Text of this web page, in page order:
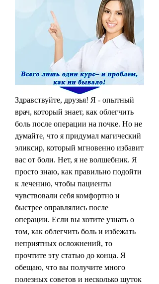
Здравствуйте, друзья! Я - опытный
врач, который знает, как облегчить
боль после операции на почке. Но не
думайте, что я придумал магический
эликсир, который мгновенно избавит
вас от боли. Нет, я не волшебник. Я
просто знаю, как правильно подойти
к лечению, чтобы пациенты
чувствовали себя комфортно и
быстрее оправлялись после
операции. Если вы хотите узнать о
том, как облегчить боль и избежать
неприятных осложнений, то
прочтите эту статью до конца. Я
обещаю, что вы получите много
полезных советов и несколько шуток